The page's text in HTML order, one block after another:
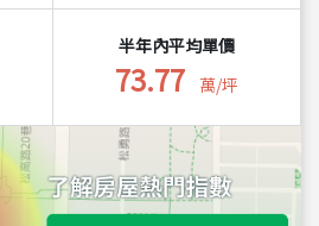
半年內平均單價
73.77 萬/坪